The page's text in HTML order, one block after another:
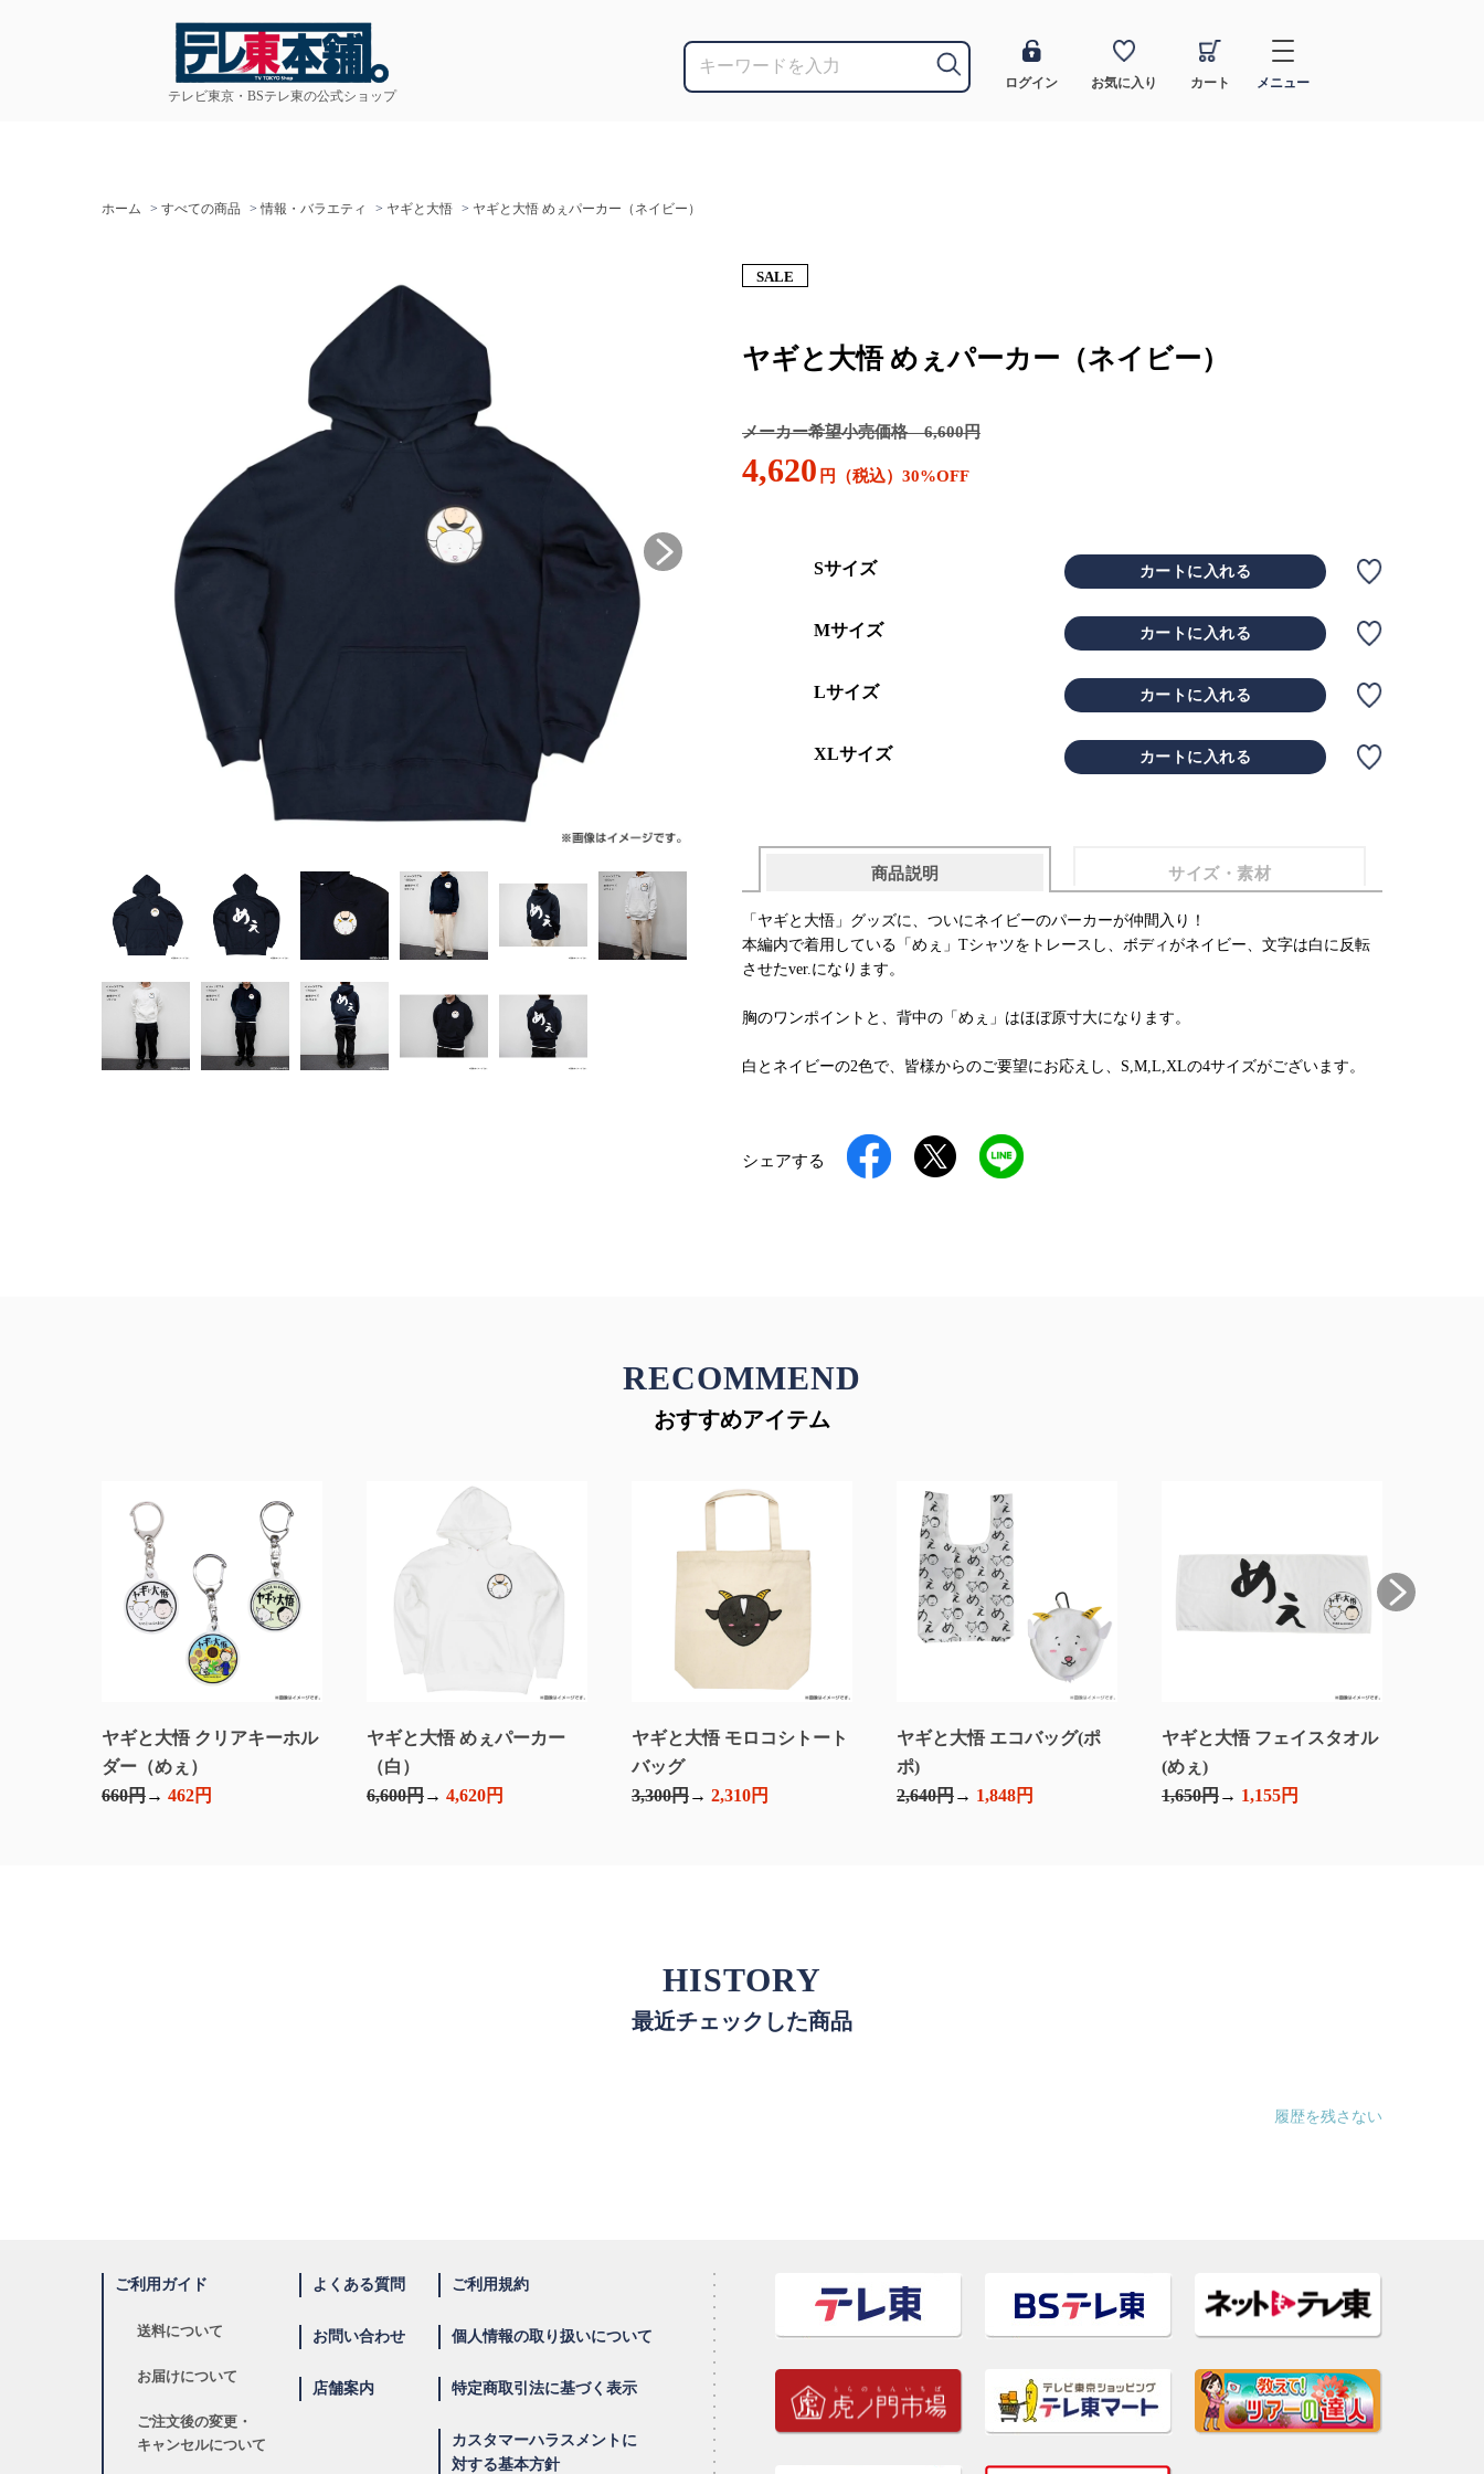
テレビ東京・BSテレ東の公式ショップ
ログイン お気に入り カート メニュー
ホーム > すべての商品 >情報・バラエティ > ヤギと大悟 > ヤギと大悟 めぇパーカー（ネイビー）
SALE
ヤギと大悟 めぇパーカー（ネイビー）
メーカー希望小売価格 6,600円
4,620 円（税込）30%OFF
Sサイズ カートに入れる
Mサイズ カートに入れる
Lサイズ カートに入れる
XLサイズ カートに入れる
商品説明 サイズ・素材
「ヤギと大悟」グッズに、ついにネイビーのパーカーが仲間入り！
本編内で着用している「めぇ」Tシャツをトレースし、ボディがネイビー、文字は白に反転
させたver.になります。
胸のワンポイントと、背中の「めぇ」はほぼ原寸大になります。
白とネイビーの2色で、皆様からのご要望にお応えし、S,M,L,XLの4サイズがございます。
シェアする
RECOMMEND
おすすめアイテム
ヤギと大悟 クリアキーホル
ダー（めぇ）
660円
462円
ヤギと大悟 めぇパーカー
（白）
6,600円
4,620円
ヤギと大悟 モロコシトート
バッグ
3,300円
2,310円
ヤギと大悟 エコバッグ(ポ
ポ)
2,640円
1,848円
ヤギと大悟 フェイスタオル
(めぇ)
1,650円
1,155円
HISTORY
最近チェックした商品
履歴を残さない
ご利用ガイド
送料について
お届けについて
ご注文後の変更・
キャンセルについて
よくある質問
お問い合わせ
店舗案内
ご利用規約
個人情報の取り扱いについて
特定商取引法に基づく表示
カスタマーハラスメントに
対する基本方針